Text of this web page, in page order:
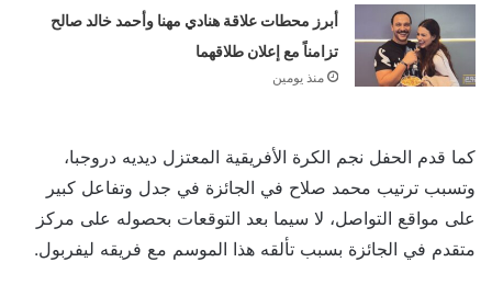
أبرز محطات علاقة هنادي مهنا وأحمد خالد صالح
تزامناً مع إعلان طلاقهما
منذ يومين
كما قدم الحفل نجم الكرة الأفريقية المعتزل ديديه دروجبا،
وتسبب ترتيب محمد صلاح في الجائزة في جدل وتفاعل كبير
على مواقع التواصل، لا سيما بعد التوقعات بحصوله على مركز
متقدم في الجائزة بسبب تألقه هذا الموسم مع فريقه ليفربول.